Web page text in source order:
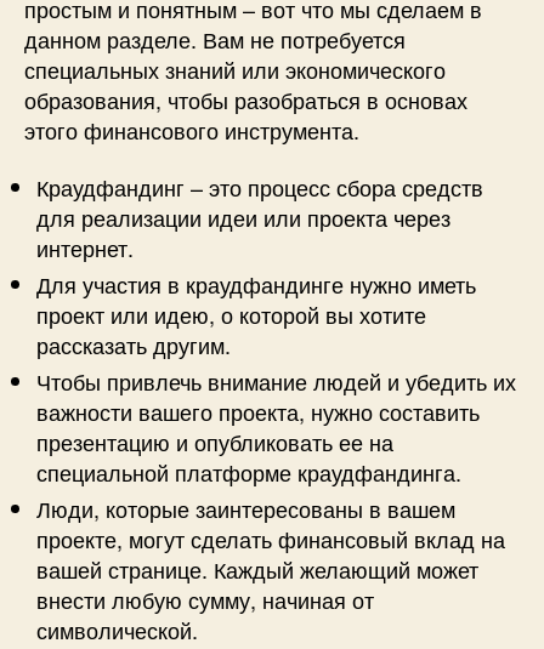
простым и понятным – вот что мы сделаем в
данном разделе. Вам не потребуется
специальных знаний или экономического
образования, чтобы разобраться в основах
этого финансового инструмента.
Краудфандинг – это процесс сбора средств
для реализации идеи или проекта через
интернет.
Для участия в краудфандинге нужно иметь
проект или идею, о которой вы хотите
рассказать другим.
Чтобы привлечь внимание людей и убедить их
важности вашего проекта, нужно составить
презентацию и опубликовать ее на
специальной платформе краудфандинга.
Люди, которые заинтересованы в вашем
проекте, могут сделать финансовый вклад на
вашей странице. Каждый желающий может
внести любую сумму, начиная от
символической.